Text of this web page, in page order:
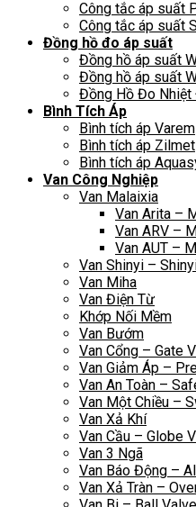
Công tắc áp suất
Công tắc áp suất
Đồng hồ đo áp suất
Đồng hồ áp suất
Đồng hồ áp suất
Đồng Hồ Đo Nhiệt
Bình Tích Áp
Bình tích áp Varem
Bình tích áp Zilmet
Bình tích áp
Van Công Nghiệp
Van Malaixia
Van Arita –
Van ARV –
Van AUT –
Van Shinyi –
Van Miha
Van Điện Từ
Khớp Nối Mềm
Van Bướm
Van Cổng – Gate
Van Giảm Áp –
Van An Toàn –
Van Một Chiều –
Van Xả Khí
Van Cầu – Globe
Van 3 Ngã
Van Báo Động –
Van Xả Tràn –